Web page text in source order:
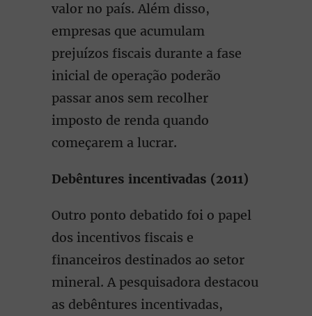
valor no país. Além disso,
empresas que acumulam
prejuízos fiscais durante a fase
inicial de operação poderão
passar anos sem recolher
imposto de renda quando
começarem a lucrar.
Debêntures incentivadas (2011)
Outro ponto debatido foi o papel
dos incentivos fiscais e
financeiros destinados ao setor
mineral. A pesquisadora destacou
as debêntures incentivadas,